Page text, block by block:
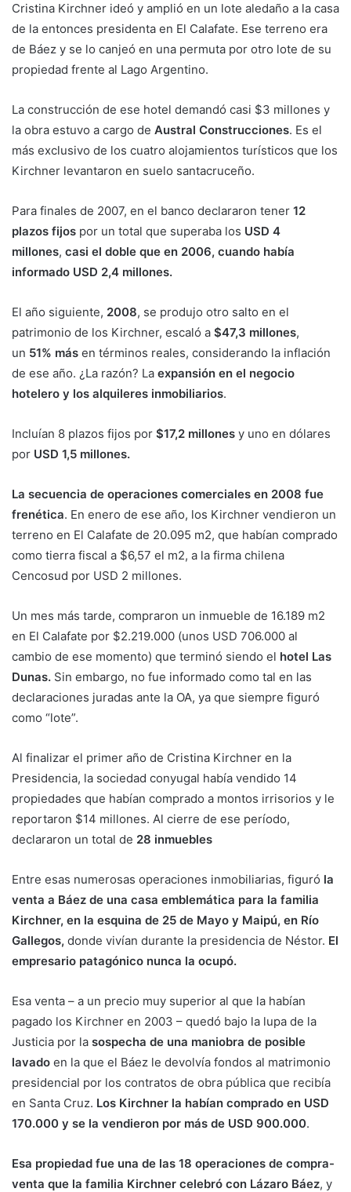
Cristina Kirchner ideó y amplió en un lote aledaño a la casa
de la entonces presidenta en El Calafate. Ese terreno era
de Báez y se lo canjeó en una permuta por otro lote de su
propiedad frente al Lago Argentino.
La construcción de ese hotel demandó casi $3 millones y
la obra estuvo a cargo de Austral Construcciones. Es el
más exclusivo de los cuatro alojamientos turísticos que los
Kirchner levantaron en suelo santacruceño.
​Para finales de 2007, en el banco declararon tener 12
plazos fijos por un total que superaba los USD 4
millones, casi el doble que en 2006, cuando había
informado USD 2,4 millones.
El año siguiente, 2008, se produjo otro salto en el
patrimonio de los Kirchner, escaló a $47,3 millones,
un 51% más en términos reales, considerando la inflación
de ese año. ¿La razón? La expansión en el negocio
hotelero y los alquileres inmobiliarios.
Incluían 8 plazos fijos por $17,2 millones y uno en dólares
por USD 1,5 millones.
La secuencia de operaciones comerciales en 2008 fue
frenética. En enero de ese año, los Kirchner vendieron un
terreno en El Calafate de 20.095 m2, que habían comprado
como tierra fiscal a $6,57 el m2, a la firma chilena
Cencosud por USD 2 millones.
Un mes más tarde, compraron un inmueble de 16.189 m2
en El Calafate por $2.219.000 (unos USD 706.000 al
cambio de ese momento) que terminó siendo el hotel Las
Dunas. Sin embargo, no fue informado como tal en las
declaraciones juradas ante la OA, ya que siempre figuró
como “lote”.
Al finalizar el primer año de Cristina Kirchner en la
Presidencia, la sociedad conyugal había vendido 14
propiedades que habían comprado a montos irrisorios y le
reportaron $14 millones. Al cierre de ese período,
declararon un total de 28 inmuebles
Entre esas numerosas operaciones inmobiliarias, figuró la
venta a Báez de una casa emblemática para la familia
Kirchner, en la esquina de 25 de Mayo y Maipú, en Río
Gallegos, donde vivían durante la presidencia de Néstor. El
empresario patagónico nunca la ocupó.
Esa venta – a un precio muy superior al que la habían
pagado los Kirchner en 2003 – quedó bajo la lupa de la
Justicia por la sospecha de una maniobra de posible
lavado en la que el Báez le devolvía fondos al matrimonio
presidencial por los contratos de obra pública que recibía
en Santa Cruz. Los Kirchner la habían comprado en USD
170.000 y se la vendieron por más de USD 900.000.
Esa propiedad fue una de las 18 operaciones de compra-
venta que la familia Kirchner celebró con Lázaro Báez, y